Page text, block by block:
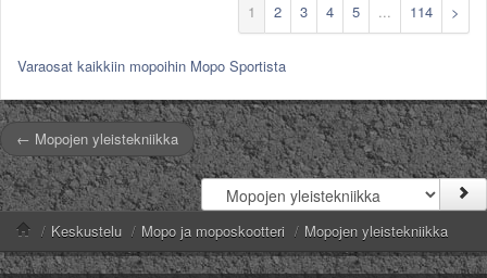
1 2 3 4 5 ... 114 >
Varaosat kaikkiin mopoihin Mopo Sportista
← Mopojen yleistekniikka
/ Keskustelu / Mopo ja moposkootteri / Mopojen yleistekniikka